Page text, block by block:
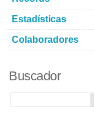
Estadísticas
Colaboradores
Buscador